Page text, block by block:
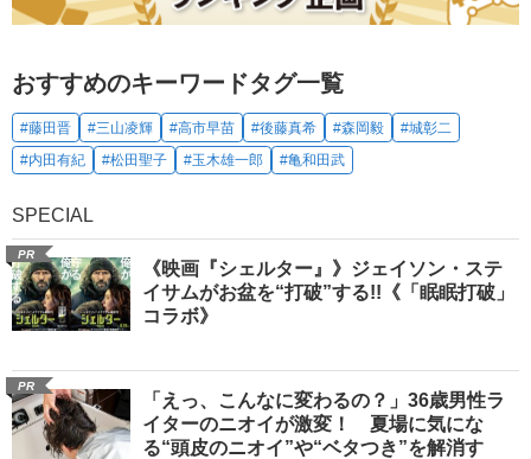
おすすめのキーワードタグ一覧
#藤田晋 #三山凌輝 #高市早苗 #後藤真希 #森岡毅
#城彰二
#内田有紀
#松田聖子 #玉木雄一郎 #亀和田武
SPECIAL
PR
《映画『シェルター』》ジェイソン・ステ
イサムがお盆を“打破”する!!《「眠眠打破」
コラボ》
PR
「えっ、こんなに変わるの？」36歳男性ラ
イターのニオイが激変！ 夏場に気にな
る“頭皮のニオイ”や“ベタつき”を解消す